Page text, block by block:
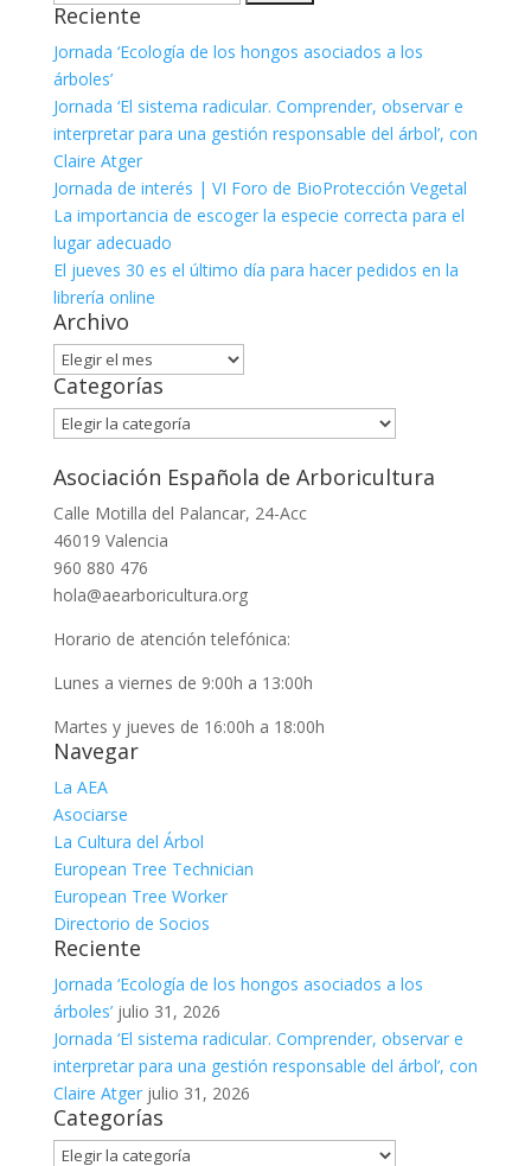
Reciente
Jornada ‘Ecología de los hongos asociados a los
árboles’
Jornada ‘El sistema radicular. Comprender, observar e
interpretar para una gestión responsable del árbol’, con
Claire Atger
Jornada de interés | VI Foro de BioProtección Vegetal
La importancia de escoger la especie correcta para el
lugar adecuado
El jueves 30 es el último día para hacer pedidos en la
librería online
Archivo
Archivo
Categorías
Categorías
Asociación Española de Arboricultura
Calle Motilla del Palancar, 24-Acc
46019 Valencia
960 880 476
hola@aearboricultura.org
Horario de atención telefónica:
Lunes a viernes de 9:00h a 13:00h
Martes y jueves de 16:00h a 18:00h
Navegar
La AEA
Asociarse
La Cultura del Árbol
European Tree Technician
European Tree Worker
Directorio de Socios
Reciente
Jornada ‘Ecología de los hongos asociados a los
árboles’ julio 31, 2026
Jornada ‘El sistema radicular. Comprender, observar e
interpretar para una gestión responsable del árbol’, con
Claire Atger julio 31, 2026
Categorías
Categorías